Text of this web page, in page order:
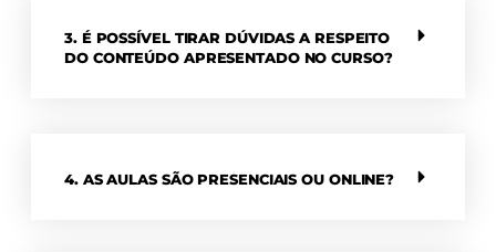
3. É POSSÍVEL TIRAR DÚVIDAS A RESPEITO
DO CONTEÚDO APRESENTADO NO CURSO?
4. AS AULAS SÃO PRESENCIAIS OU ONLINE?